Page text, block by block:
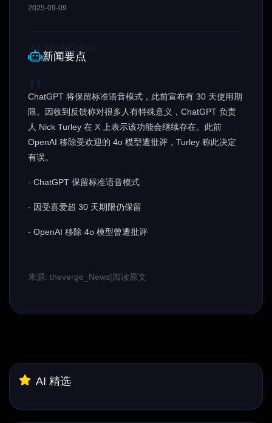
2025-09-09
新闻要点
ChatGPT 将保留标准语音模式，此前宣布有 30 天使用期
限。因收到反馈称对很多人有特殊意义，ChatGPT 负责
人 Nick Turley 在 X 上表示该功能会继续存在。此前
OpenAI 移除受欢迎的 4o 模型遭批评，Turley 称此决定
有误。
- ChatGPT 保留标准语音模式
- 因受喜爱超 30 天期限仍保留
- OpenAI 移除 4o 模型曾遭批评
来源: theverge_News|阅读原文
AI 精选